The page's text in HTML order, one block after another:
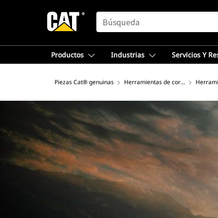
SEARCH
Productos Industrias Servicios Y
Piezas Cat® genuinas Herramientas de corte